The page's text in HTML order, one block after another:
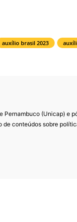
auxílio brasil 2023
(Unicap) e
conteúdos sobre